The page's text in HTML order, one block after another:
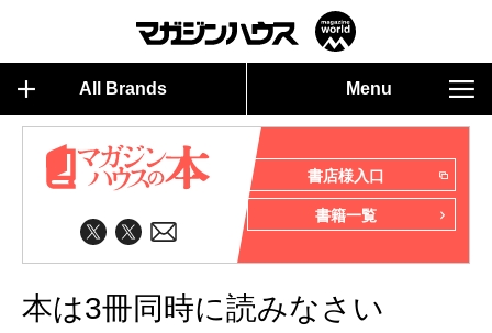
All Brands Menu
書店様入口
書籍一覧
本は3冊同時に読みなさい